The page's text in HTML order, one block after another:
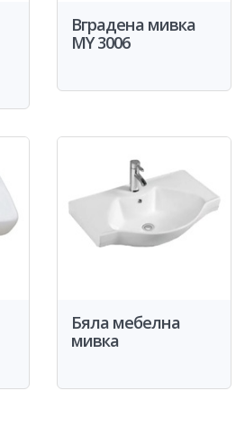
Вградена мивка
MY 3006
Бяла мебелна
мивка